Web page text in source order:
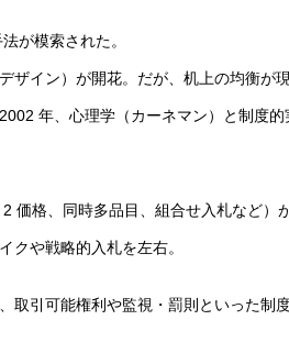
が模索された。
イン）が開花。だが、机上の均衡が
年、心理学（カーネマン）と制度
格、同時多品目、組合せ入札など）
クや戦略的入札を左右。
引可能権利や監視・罰則といった制